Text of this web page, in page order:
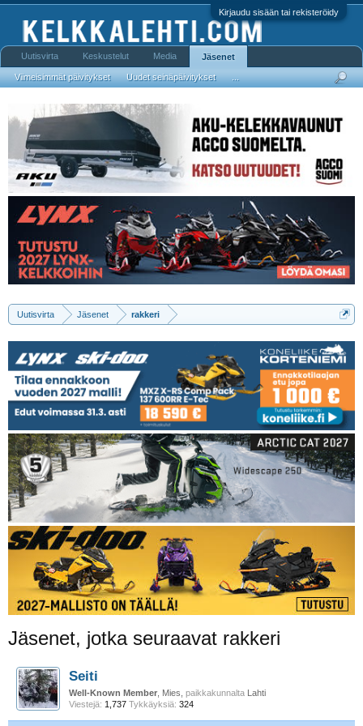
Kirjaudu sisään tai rekisteröidy
Uutisvirta Jäsenet rakkeri
Jäsenet, jotka seuraavat rakkeri
Seiti
Well-Known Member , Mies, paikkakunnalta Lahti
Viestejä: 1,737 Tykkäyksiä: 324
Uutisvirta Keskustelut Media Jäsenet
Viimeisimmät päivitykset Uudet seinäpäivitykset